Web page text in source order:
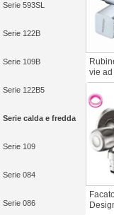
Serie 593SL
Serie 122B
Serie 109B
Serie 122B5
Serie calda e fredda
Serie 109
Serie 084
Serie 086
vie ad
per